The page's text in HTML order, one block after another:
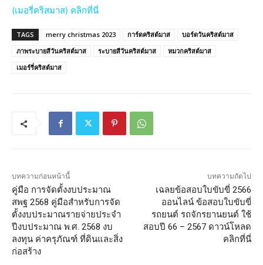
(เมอรี่คริสมาส) คลิกที่นี่
TAGS merry christmas 2023 การ์ดคริสต์มาส
บอร์ดวันคริสต์มาส
ภาพระบายสีวันคริสต์มาส
ระบายสีวันคริสต์มาส
หมวกคริสต์มาส
เมอร์รี่คริสต์มาส
บทความก่อนหน้านี้
คู่มือ การจัดตั้งงบประมาณ
สพฐ 2568 คู่มือสำหรับการจัด
ตั้งงบประมาณรายจ่ายประจำ
ปีงบประมาณ พ.ศ. 2568 งบ
ลงทุน ค่าครุภัณฑ์ ที่ดินและสิ่ง
ก่อสร้าง
บทความถัดไป
เฉลยข้อสอบใบขับขี่ 2566
ออนไลน์ ข้อสอบใบขับขี่
รถยนต์ รถจักรยานยนต์ ใช้
สอบปี 66 – 2567 ดาวน์โหลด
คลิกที่นี่